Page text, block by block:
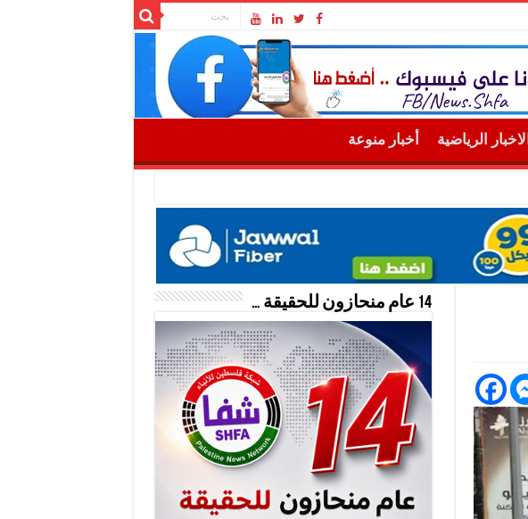
الاخبار الرياضية أخبار منوعة
14 عام منحازون للحقيقة …